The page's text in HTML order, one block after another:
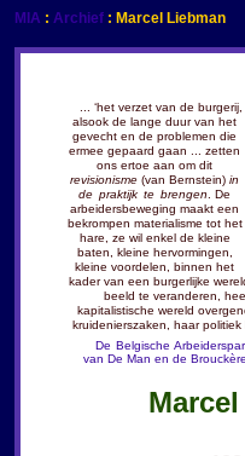
MIA :Archief : Marcel Liebman
... ‘het verzet van de burgerij,
alsook de lange duur van het
gevecht en de problemen die
ermee gepaard gaan ... zetten
ons ertoe aan om dit
revisionisme (van Bernstein)in
de praktijk te brengen
. De
arbeidersbeweging maakt een
bekrompen materialisme tot het
hare, ze wil enkel de kleine
baten, kleine hervormingen,
kleine voordelen, binnen het
kader van een burgerlijke
beeld te veranderen,
kapitalistische wereld
kruidenierszaken, haar politiek
De Belgische
van De Man en de Brouckère